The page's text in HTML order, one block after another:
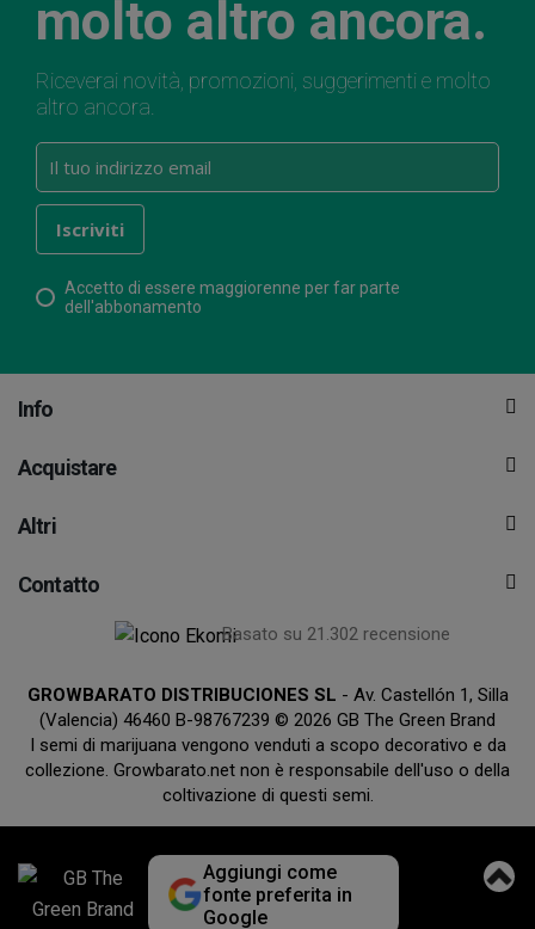
molto altro ancora.
Riceverai novità, promozioni, suggerimenti e molto
altro ancora.
Accetto di essere maggiorenne per far parte
dell'abbonamento
Info
Acquistare
Altri
Contatto
Basato su 21.302 recensione
GROWBARATO DISTRIBUCIONES SL - Av. Castellón 1, Silla
(Valencia) 46460 B-98767239 © 2026 GB The Green Brand
I semi di marijuana vengono venduti a scopo decorativo e da
collezione. Growbarato.net non è responsabile dell'uso o della
coltivazione di questi semi.
Aggiungi come
fonte preferita in
Google